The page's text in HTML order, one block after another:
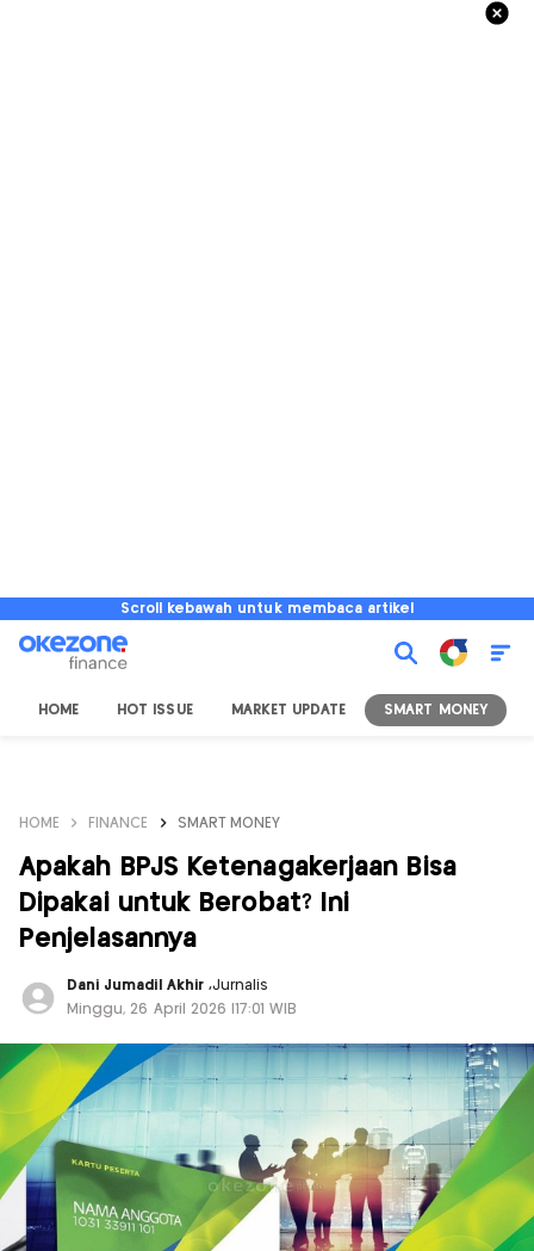
Scroll kebawah untuk membaca artikel
HOME HOT ISSUE MARKET UPDATE SMART MONEY
HOME FINANCE SMART MONEY
Apakah BPJS Ketenagakerjaan Bisa
Dipakai untuk Berobat? Ini
Penjelasannya
Dani Jumadil Akhir ,Jurnalis
Minggu, 26 April 2026 |17:01 WIB